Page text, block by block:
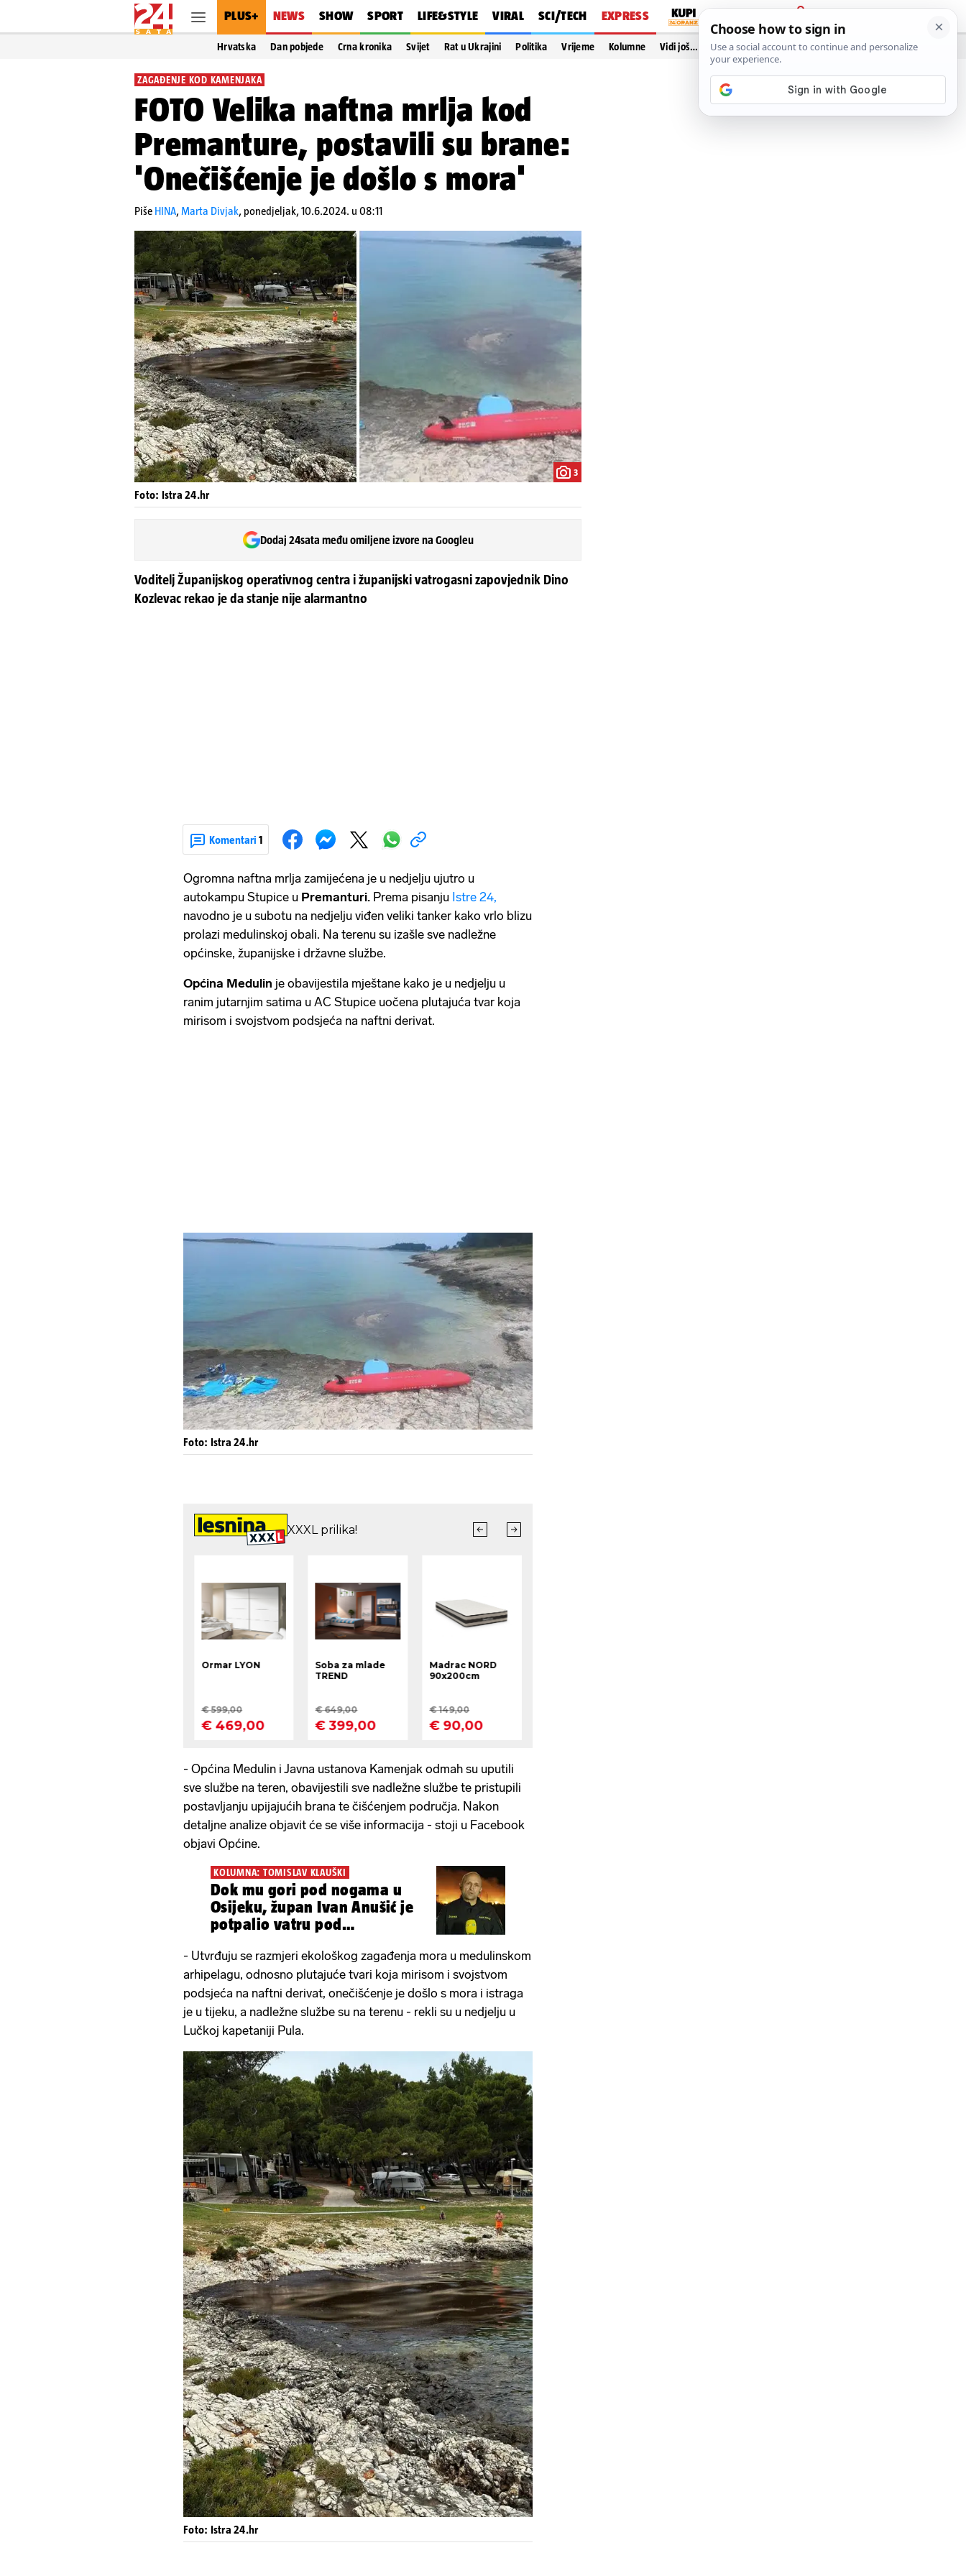
PLUS+ NEWS SHOW SPORT LIFE&STYLE VIRAL SCI/TECH EXPRESS
PRIJAVA
Hrvatska Dan pobjede Crna kronika Svijet Rat u Ukrajini Politika Vrijeme Kolumne Vidi još…
ZAGAĐENJE KOD KAMENJAKA
FOTO Velika naftna mrlja kod
Premanture, postavili su brane:
'Onečišćenje je došlo s mora'
Piše HINA,Marta Divjak, ponedjeljak, 10.6.2024. u 08:11
3
Foto: Istra 24.hr
Dodaj 24sata među omiljene izvore na Googleu
Voditelj Županijskog operativnog centra i županijski vatrogasni zapovjednik Dino
Kozlevac rekao je da stanje nije alarmantno
Komentari 1
Ogromna naftna mrlja zamijećena je u nedjelju ujutro u
autokampu Stupice u Premanturi. Prema pisanju Istre 24,
navodno je u subotu na nedjelju viđen veliki tanker kako vrlo blizu
prolazi medulinskoj obali. Na terenu su izašle sve nadležne
općinske, županijske i državne službe.
Općina Medulin je obavijestila mještane kako je u nedjelju u
ranim jutarnjim satima u AC Stupice uočena plutajuća tvar koja
mirisom i svojstvom podsjeća na naftni derivat.
Foto: Istra 24.hr
- Općina Medulin i Javna ustanova Kamenjak odmah su uputili
sve službe na teren, obavijestili sve nadležne službe te pristupili
postavljanju upijajućih brana te čišćenjem područja. Nakon
detaljne analize objavit će se više informacija - stoji u Facebook
objavi Općine.
KOLUMNA: TOMISLAV KLAUŠKI
Dok mu gori pod nogama u
Osijeku, župan Ivan Anušić je
potpalio vatru pod
- Utvrđuju se razmjeri ekološkog zagađenja mora u medulinskom
arhipelagu, odnosno plutajuće tvari koja mirisom i svojstvom
podsjeća na naftni derivat, onečišćenje je došlo s mora i istraga
je u tijeku, a nadležne službe su na terenu - rekli su u nedjelju u
Lučkoj kapetaniji Pula.
Foto: Istra 24.hr